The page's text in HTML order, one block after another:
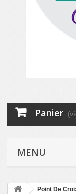
Panier
MENU
Point De